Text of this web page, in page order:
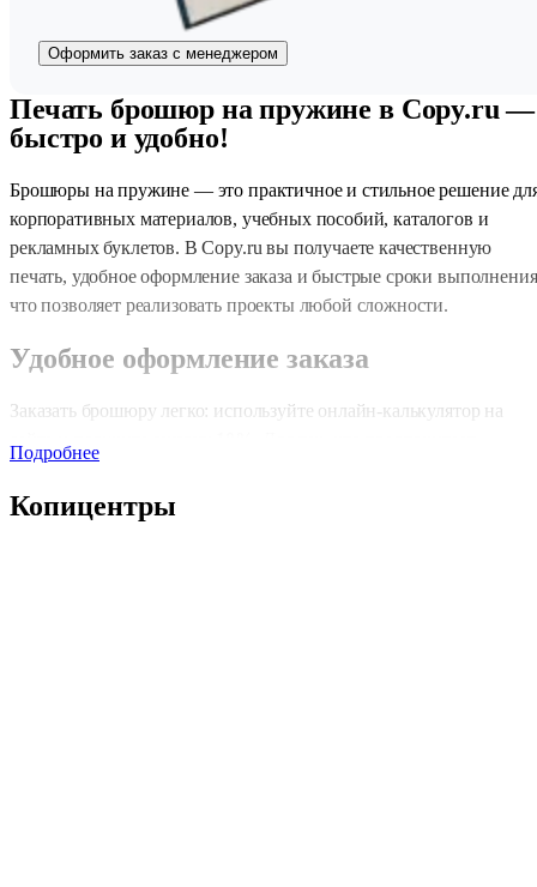
Оформить заказ с менеджером
Печать брошюр на пружине в Copy.ru —
быстро и удобно!
Брошюры на пружине — это практичное и стильное решение
корпоративных материалов, учебных пособий, каталогов и
рекламных буклетов. В Copy.ru вы получаете качественную
печать, удобное оформление заказа и быстрые сроки
что позволяет реализовать проекты любой сложности.
Удобное оформление заказа
Заказать брошюру легко: используйте онлайн-калькулятор на
оформление лично, наши копицентры принимают заказы без
ожидания в порядке очереди, обеспечивая комфортное и быстрое
обслуживание.
Подробнее
Копицентры